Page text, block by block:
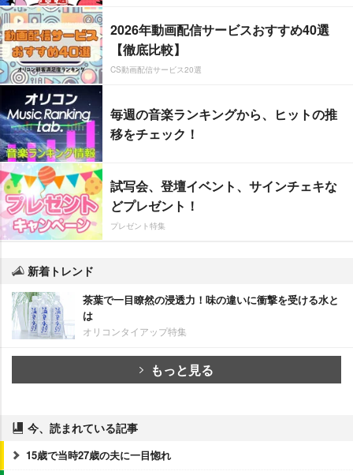
2026年動画配信サービスおすすめ40選
【徹底比較】
CS動画配信サービス20選
毎週の音楽ランキングから、ヒットの推
移をチェック！
試写会、登壇イベント、サインチェキな
どプレゼント！
プレゼント特集
新着トレンド
茶葉で一目瞭然の浸透力！味の違いに衝撃を受ける水と
は
オリコンタイアップ特集
もっと見る
今、読まれている記事
15歳で当時27歳の夫に一目惚れ